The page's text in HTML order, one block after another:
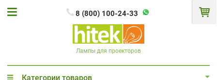
8 (800) 100-24-33
Лампы для проекторов
Категории товаров